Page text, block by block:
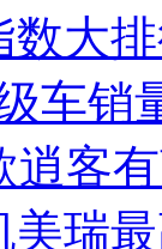
数大
车销
逍客
美瑞